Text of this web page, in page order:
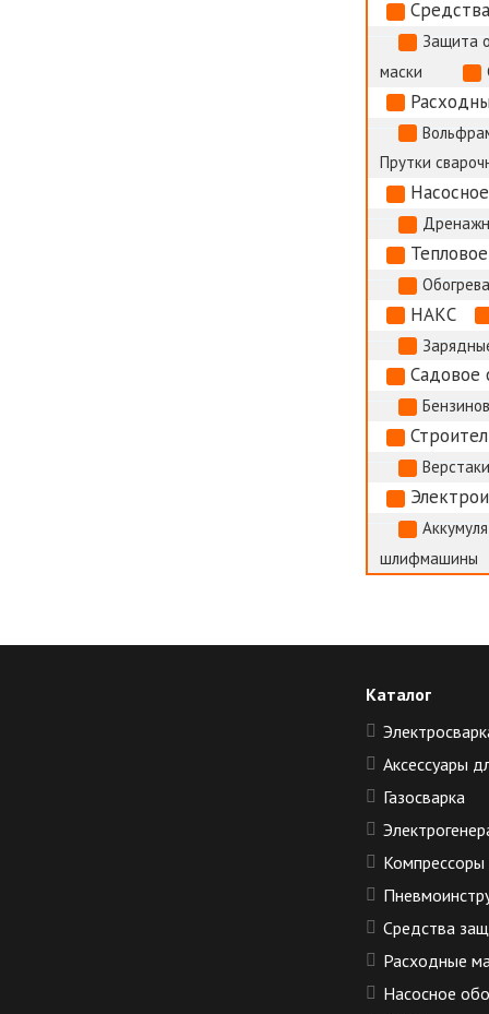
Защита
маски
Прутки
НАКС
Садовое
шлифмашины
Каталог
Аксессуары
Газосварка
Компрессоры
Средства
Расходные
Насосное